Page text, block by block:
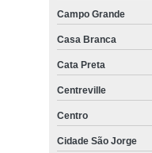
Campo Grande
Casa Branca
Cata Preta
Centreville
Centro
Cidade São Jorge